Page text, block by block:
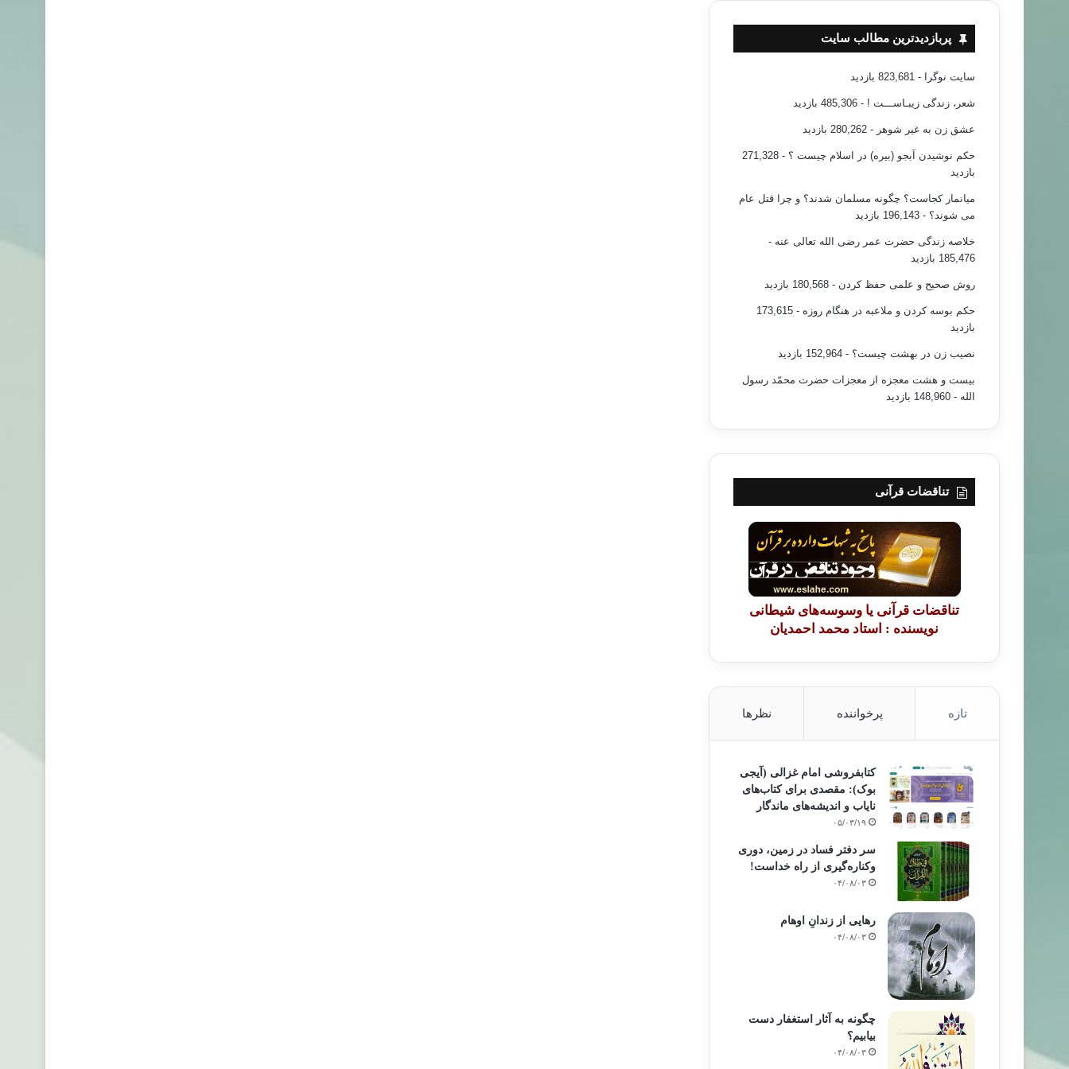
پربازدیدترین مطالب سایت
سایت نوگرا - 823,681 بازدید
شعر، زندگی زیبـاســـت ! - 485,306 بازدید
عشق زن به غیر شوهر - 280,262 بازدید
حکم نوشیدن آبجو (بیره) در اسلام چیست ؟
- 271,328
بازدید
میانمار کجاست؟ چگونه مسلمان شدند؟ و چرا قتل عام
می شوند؟ - 196,143 بازدید
خلاصه زندگی حضرت عمر رضی الله تعالی عنه -
185,476 بازدید
روش صحیح و علمی حفظ کردن - 180,568 بازدید
حکم بوسه کردن و ملاعبه در هنگام روزه
- 173,615
بازدید
نصیب زن در بهشت چیست؟ - 152,964 بازدید
بیست و هشت معجزه از معجزات حضرت محمّد رسول
الله - 148,960 بازدید
تناقضات قرآنی
تناقضات قرآنی یا وسوسه‌های شیطانی
نویسنده : استاد محمد احمدیان
تازه پرخواننده نظرها
کتابفروشی امام غزالی (آیجی
بوک): مقصدی برای کتاب‌های
نایاب و اندیشه‌های ماندگار
۰۵/۰۳/۱۹
سر دفتر فساد در زمین‌، دوری
وکناره‌گیری از راه خداست‌!
۰۴/۰۸/۰۳
رهایی از زندانِ اوهام
۰۴/۰۸/۰۳
چگونه به آثار استغفار دست
بیابیم؟
۰۴/۰۸/۰۳